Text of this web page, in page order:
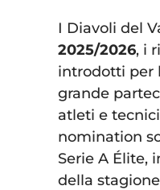
I Diavoli del
2025/2026, i
introdotti per
grande
atleti e
nomination
Serie A Élite,
della